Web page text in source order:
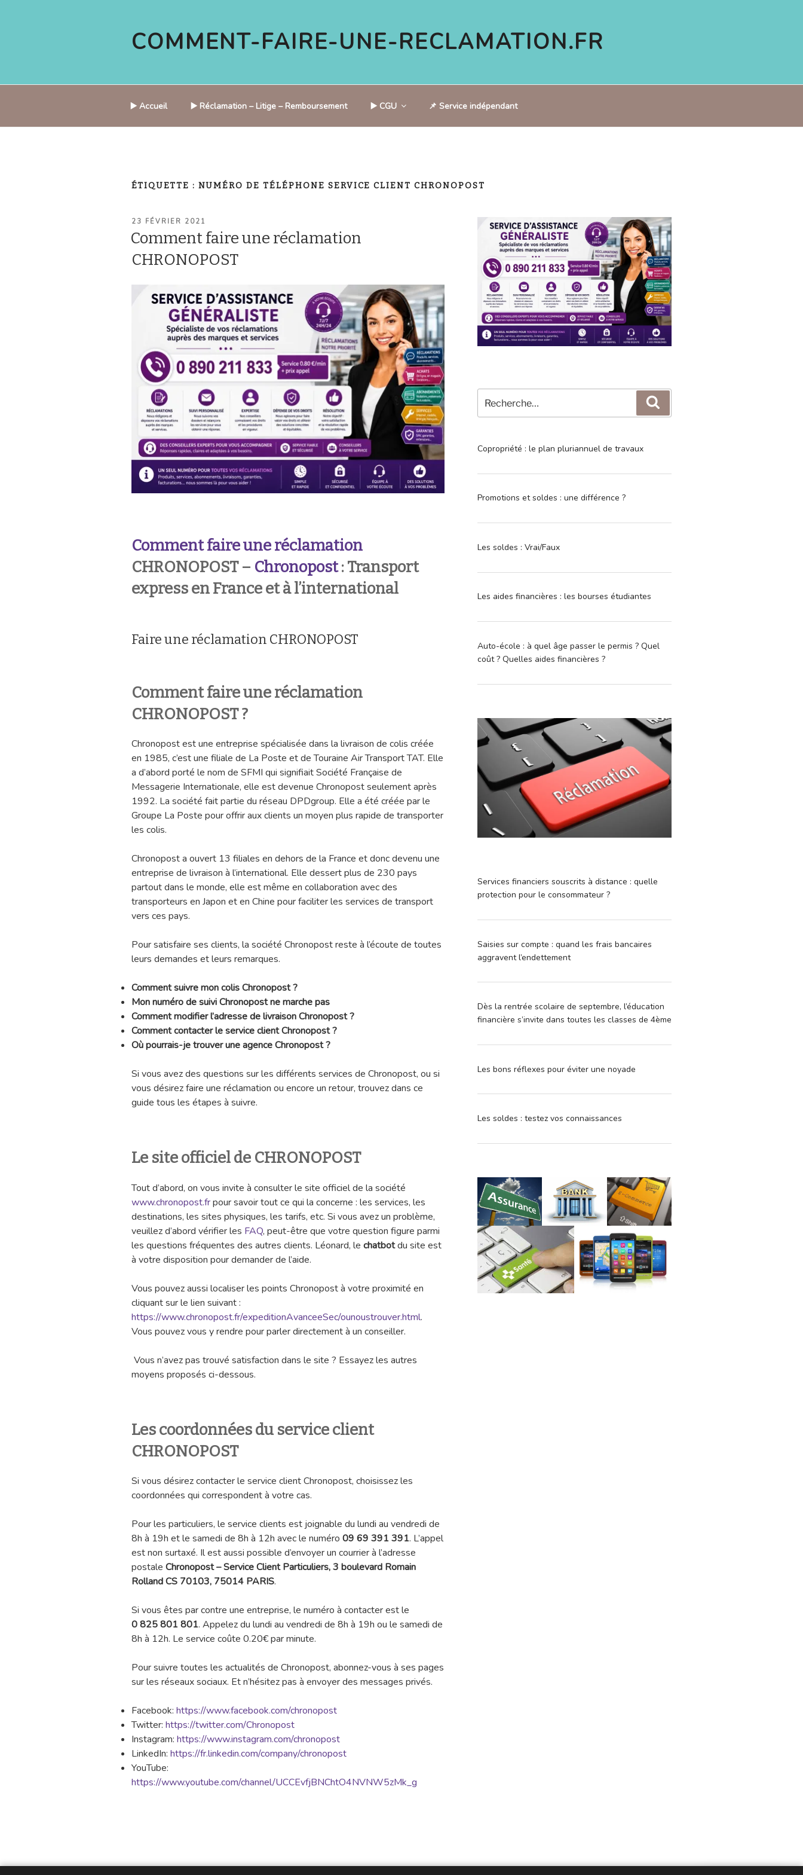
COMMENT-FAIRE-UNE-RECLAMATION.FR
▶️ Accueil ▶️ Réclamation – Litige – Remboursement ▶️ CGU 📌 Service indépendant
ÉTIQUETTE : NUMÉRO DE TÉLÉPHONE SERVICE CLIENT CHRONOPOST
PUBLIÉ
23 FÉVRIER 2021
Comment faire une réclamation
CHRONOPOST
Comment faire une réclamation
CHRONOPOST – Chronopost: Transport
express en France et à l’international
Faire une réclamation CHRONOPOST
Comment faire une réclamation
CHRONOPOST ?
Chronopost est une entreprise spécialisée dans la livraison de colis créée
en 1985, c’est une filiale de La Poste et de Touraine Air Transport TAT. Elle
a d’abord porté le nom de SFMI qui signifiait Société Française de
Messagerie Internationale, elle est devenue Chronopost seulement après
1992. La société fait partie du réseau DPDgroup. Elle a été créée par le
Groupe La Poste pour offrir aux clients un moyen plus rapide de transporter
les colis.
Chronopost a ouvert 13 filiales en dehors de la France et donc devenu une
entreprise de livraison à l’international. Elle dessert plus de 230 pays
partout dans le monde, elle est même en collaboration avec des
transporteurs en Japon et en Chine pour faciliter les services de transport
vers ces pays.
Pour satisfaire ses clients, la société Chronopost reste à l’écoute de toutes
leurs demandes et leurs remarques.
Comment suivre mon colis Chronopost ?
Mon numéro de suivi Chronopost ne marche pas
Comment modifier l’adresse de livraison Chronopost ?
Comment contacter le service client Chronopost ?
Où pourrais-je trouver une agence Chronopost ?
Si vous avez des questions sur les différents services de Chronopost, ou si
vous désirez faire une réclamation ou encore un retour, trouvez dans ce
guide tous les étapes à suivre.
Le site officiel de CHRONOPOST
Tout d’abord, on vous invite à consulter le site officiel de la société
www.chronopost.frpour savoir tout ce qui la concerne : les services, les
destinations, les sites physiques, les tarifs, etc. Si vous avez un problème,
veuillez d’abord vérifier les FAQ, peut-être que votre question figure parmi
les questions fréquentes des autres clients. Léonard, le chatbotdu site est
à votre disposition pour demander de l’aide.
Vous pouvez aussi localiser les points Chronopost à votre proximité en
cliquant sur le lien suivant :
https://www.chronopost.fr/expeditionAvanceeSec/ounoustrouver.html.
Vous pouvez vous y rendre pour parler directement à un conseiller.
Vous n’avez pas trouvé satisfaction dans le site ? Essayez les autres
moyens proposés ci-dessous.
Les coordonnées du service client
CHRONOPOST
Si vous désirez contacter le service client Chronopost, choisissez les
coordonnées qui correspondent à votre cas.
Pour les particuliers, le service clients est joignable du lundi au vendredi de
8h à 19h et le samedi de 8h à 12h avec le numéro 09 69 391 391. L’appel
est non surtaxé. Il est aussi possible d’envoyer un courrier à l’adresse
postale Chronopost – Service Client Particuliers, 3 boulevard Romain
Rolland CS 70103, 75014 PARIS.
Si vous êtes par contre une entreprise, le numéro à contacter est le
0 825 801 801. Appelez du lundi au vendredi de 8h à 19h ou le samedi de
8h à 12h. Le service coûte 0.20€ par minute.
Pour suivre toutes les actualités de Chronopost, abonnez-vous à ses pages
sur les réseaux sociaux. Et n’hésitez pas à envoyer des messages privés.
Facebook: https://www.facebook.com/chronopost
Twitter: https://twitter.com/Chronopost
Instagram: https://www.instagram.com/chronopost
LinkedIn: https://fr.linkedin.com/company/chronopost
YouTube:
https://www.youtube.com/channel/UCCEvfjBNChtO4NVNW5zMk_g
pour
:
Copropriété : le plan pluriannuel de travaux
Promotions et soldes : une différence ?
Les soldes : Vrai/Faux
Les aides financières : les bourses étudiantes
Auto-école : à quel âge passer le permis ? Quel
coût ? Quelles aides financières ?
Services financiers souscrits à distance : quelle
protection pour le consommateur ?
Saisies sur compte : quand les frais bancaires
aggravent l’endettement
Dès la rentrée scolaire de septembre, l’éducation
financière s’invite dans toutes les classes de 4ème
Les bons réflexes pour éviter une noyade
Les soldes : testez vos connaissances